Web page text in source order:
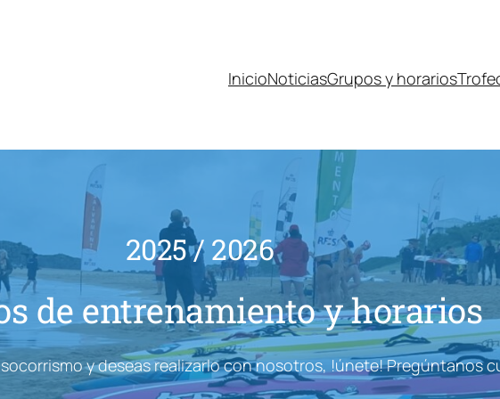
InicioNoticiasGrupos y horarios
2025 / 2026
de entrenamiento y horarios
y deseas realizarlo con nosotros, !únete! Pregúntanos